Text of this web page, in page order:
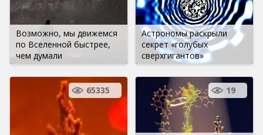
Возможно, мы движемся
по Вселенной быстрее,
чем думали
Астрономы раскрыли
секрет «голубых
сверхгигантов»
65335 19